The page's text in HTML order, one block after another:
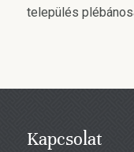
település
Kapcsolat